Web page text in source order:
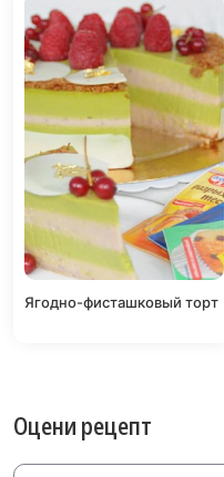
Ягодно-фисташковый торт
Оцени рецепт